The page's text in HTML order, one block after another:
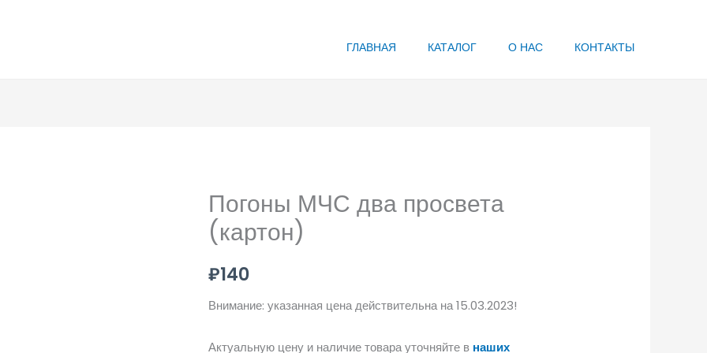
ГЛАВНАЯ КАТАЛОГ О НАС КОНТАКТЫ
Погоны МЧС два просвета
(картон)
₽140
Внимание: указанная цена действительна на 15.03.2023!
Актуальную цену и наличие товара уточняйте в наших